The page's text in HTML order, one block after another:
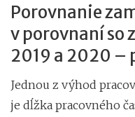
Porovnanie
v porovnaní so
2019 a 2020 –
Jednou z výhod
je dĺžka pracovného